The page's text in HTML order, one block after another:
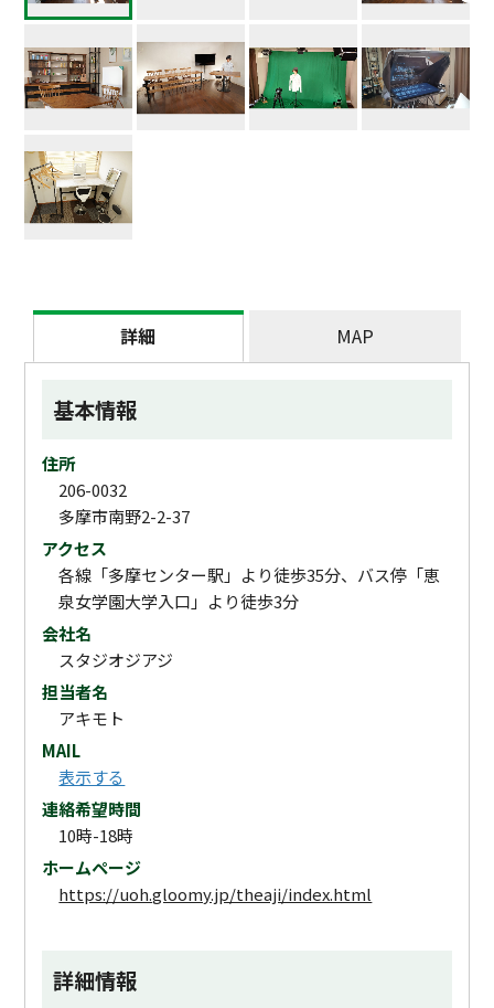
詳細 MAP
基本情報
住所
206-0032
多摩市南野2-2-37
アクセス
各線「多摩センター駅」より徒歩35分、バス停「恵
泉女学園大学入口」より徒歩3分
会社名
スタジオジアジ
担当者名
アキモト
MAIL
表示する
連絡希望時間
10時-18時
ホームページ
https://uoh.gloomy.jp/theaji/index.html
詳細情報